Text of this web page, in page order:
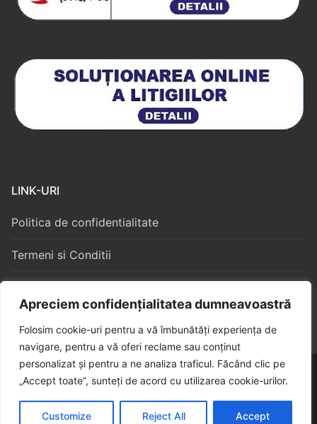
Apreciem confidențialitatea dumneavoastră
Folosim cookie-uri pentru a vă îmbunătăți experiența de
navigare, pentru a vă oferi reclame sau conținut
personalizat și pentru a ne analiza traficul. Făcând clic pe
„Accept toate”, sunteți de acord cu utilizarea cookie-urilor.
Customize Reject All Accept
LINK-URI
Politica de confidentialitate
Termeni si Conditii
Copyright © 2026 – Algorithm Constructii S3